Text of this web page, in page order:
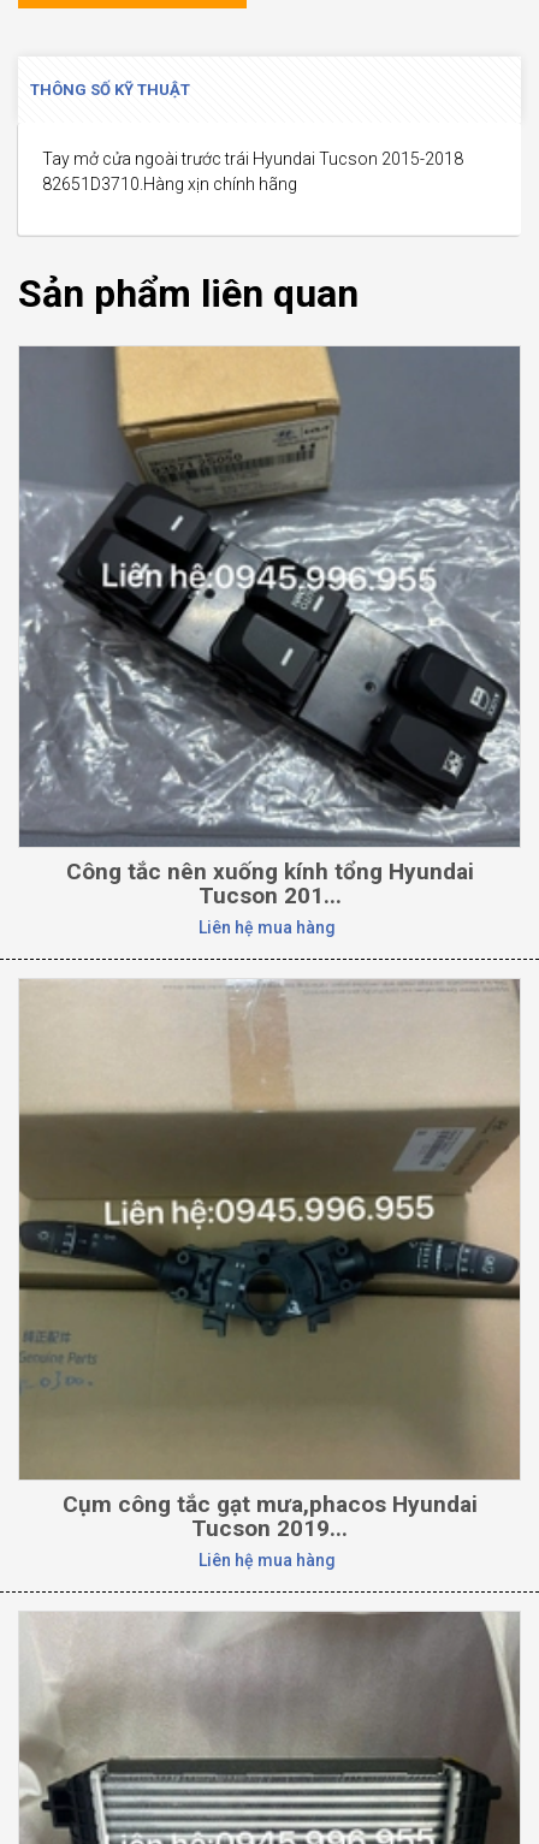
THÔNG SỐ KỸ THUẬT
Tay mở cửa ngoài trước trái Hyundai Tucson 2015-2018
82651D3710.Hàng xịn chính hãng
Sản phẩm liên quan
Công tắc nên xuống kính tổng Hyundai
Tucson 201...
Liên hệ mua hàng
Cụm công tắc gạt mưa,phacos Hyundai
Tucson 2019...
Liên hệ mua hàng